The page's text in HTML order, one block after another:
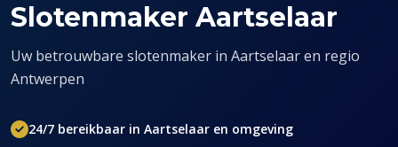
Slotenmaker Aartselaar
Uw betrouwbare slotenmaker in Aartselaar en regio
Antwerpen
24/7 bereikbaar in Aartselaar en omgeving